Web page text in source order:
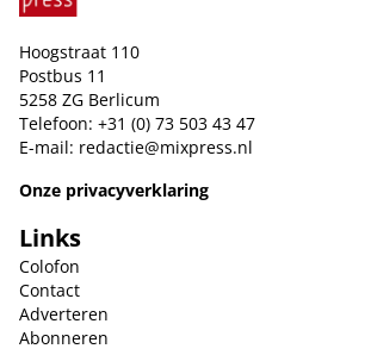
Hoogstraat 110
Postbus 11
5258 ZG Berlicum
Telefoon: +31 (0) 73 503 43 47
E-mail: redactie@mixpress.nl
Onze privacyverklaring
Links
Colofon
Contact
Adverteren
Abonneren